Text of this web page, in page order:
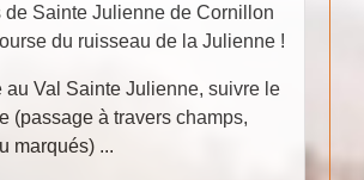
de Sainte Julienne de Cornillon
du ruisseau de la Julienne !
au Val Sainte Julienne, suivre le
(passage à travers champs,
marqués) ...